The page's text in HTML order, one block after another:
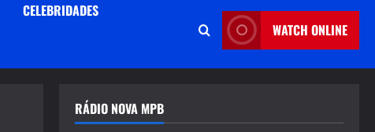
CELEBRIDADES
WATCH ONLINE
RÁDIO NOVA MPB